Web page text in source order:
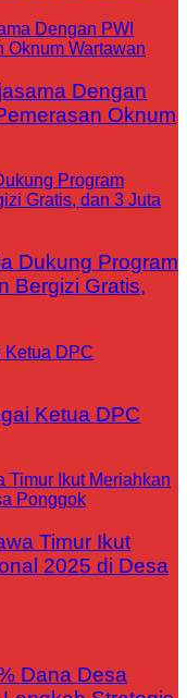
Dengan
Oknum
Dukung Program
Bergizi Gratis,
Ketua DPC
Timur Ikut
2025 di Desa
Dana Desa